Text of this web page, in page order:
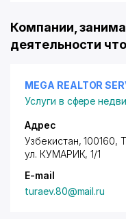
Компании,
деятельности
MEGA REALTOR
Услуги в сфере
Адрес
Узбекистан, 100160,
ул. КУМАРИК, 1/1
E-mail
turaev.80@mail.ru